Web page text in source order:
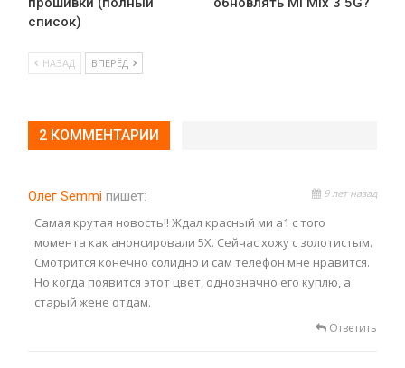
список)
НАЗАД ВПЕРЁД
2 КОММЕНТАРИИ
Олег Semmi пишет: 9 лет назад
Самая крутая новость!! Ждал красный ми а1 с того
момента как анонсировали 5Х. Сейчас хожу с золотистым.
Смотрится конечно солидно и сам телефон мне нравится.
Но когда появится этот цвет, однозначно его куплю, а
старый жене отдам.
Ответить